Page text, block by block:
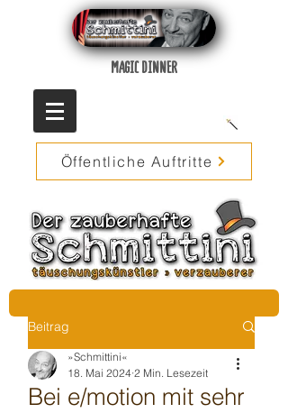
MAGIC DINNER
Öffentliche Auftritte
Beitrag
Bei e/motion mit sehr
»Schmittini«
18. Mai 2024 2 Min. Lesezeit